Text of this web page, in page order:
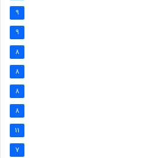
9
9
8
8
8
8
11
7